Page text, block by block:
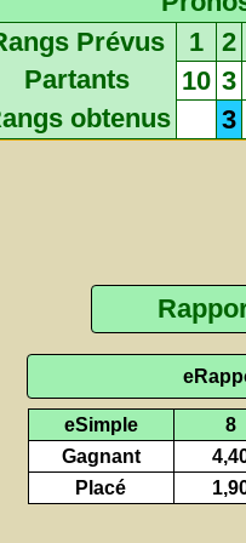
Prévus
1 2
Partants
10 3
obtenus
3
eSimple 8
Gagnant
Placé